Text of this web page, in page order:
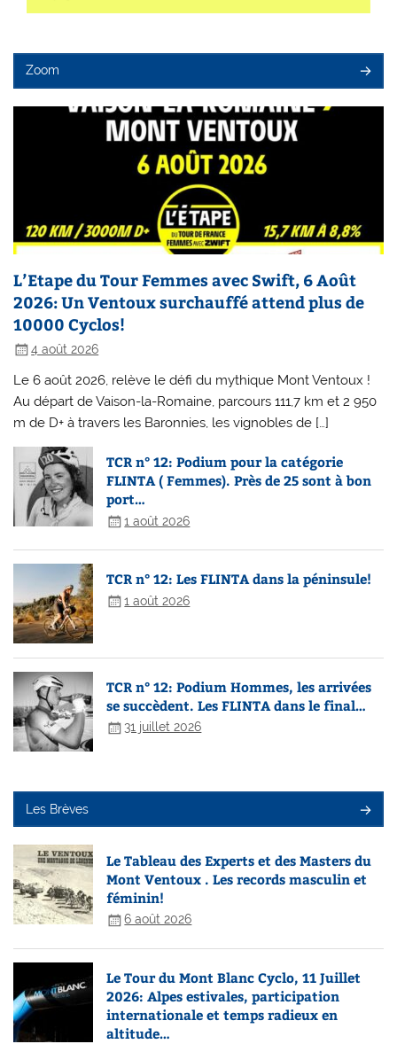
Zoom
L’Etape du Tour Femmes avec Swift, 6 Août
2026: Un Ventoux surchauffé attend plus de
10000 Cyclos!
4 août 2026
Le 6 août 2026, relève le défi du mythique Mont Ventoux !
Au départ de Vaison-la-Romaine, parcours 111,7 km et 2 950
m de D+ à travers les Baronnies, les vignobles de […]
TCR n° 12: Podium pour la catégorie
FLINTA ( Femmes). Près de 25 sont à bon
port…
1 août 2026
TCR n° 12: Les FLINTA dans la péninsule!
1 août 2026
TCR n° 12: Podium Hommes, les arrivées
se succèdent. Les FLINTA dans le final…
31 juillet 2026
Les Brèves
Le Tableau des Experts et des Masters du
Mont Ventoux . Les records masculin et
féminin!
6 août 2026
Le Tour du Mont Blanc Cyclo, 11 Juillet
2026: Alpes estivales, participation
internationale et temps radieux en
altitude…